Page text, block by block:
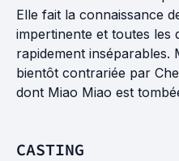
Elle fait la connaissance
impertinente et toutes les
rapidement inséparables.
bientôt contrariée par
dont Miao Miao est
CASTING